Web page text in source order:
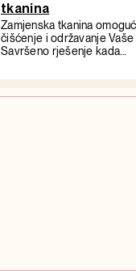
tkanina
Zamjenska tkanina
čišćenje i održavanje Vaše
Savršeno rješenje kada…